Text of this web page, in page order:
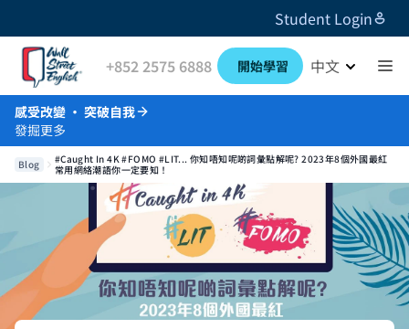
Student Login
+852 2575 6888 開始學習 中文
感受改變 · 突破自我
發掘更多
Blog
#Caught In 4K #FOMO #LIT... 你知唔知呢啲詞彙點解呢? 2023年8個外國最紅
常用網絡潮語你一定要知！